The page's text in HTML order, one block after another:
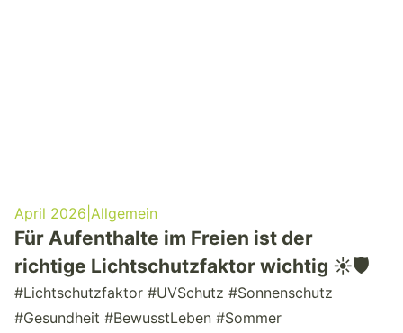
April 2026 Allgemein
Für Aufenthalte im Freien ist der
richtige Lichtschutzfaktor wichtig ☀️🛡️
#Lichtschutzfaktor #UVSchutz #Sonnenschutz
#Gesundheit #BewusstLeben #Sommer